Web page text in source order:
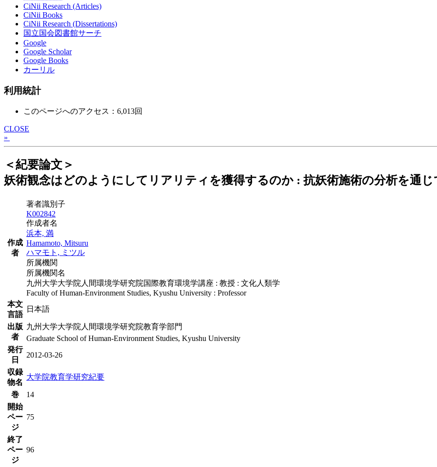
CiNii Research (Articles)
CiNii Books
CiNii Research (Dissertations)
国立国会図書館サーチ
Google
Google Scholar
Google Books
カーリル
利用統計
このページへのアクセス：6,013回
CLOSE
»
＜紀要論文＞
妖術観念はどのようにしてリアリティを獲得するのか : 抗妖術施術の分析を通じ
作成
者
著者識別子
K002842
作成者名
浜本, 満
Hamamoto, Mitsuru
ハマモト, ミツル
所属機関
所属機関名
九州大学大学院人間環境学研究院国際教育環境学講座 : 教授 : 文化人類学
Faculty of Human-Environment Studies, Kyushu University : Professor
本文
言語
日本語
出版
者
九州大学大学院人間環境学研究院教育学部門
Graduate School of Human-Environment Studies, Kyushu University
発行
日
2012-03-26
収録
物名
大学院教育学研究紀要
巻
14
開始
ペー
ジ
75
終了
ペー
ジ
96